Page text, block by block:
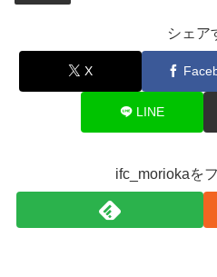
シェア
X
LINE
ifc_moriokaを